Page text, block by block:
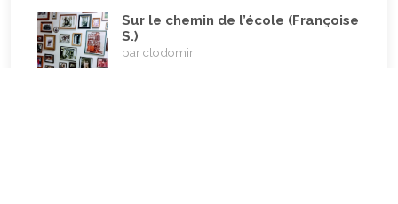
Travail (102)
Vacances (19)
Sur le chemin de l’école (Françoise
S.)
par clodomir